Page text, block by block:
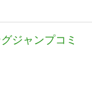
ジャンプコミ